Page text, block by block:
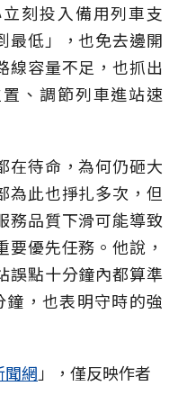
刻投入備用列車支
最低」，也免去邊開
線容量不足，也抓出
、調節列車進站速
在待命，為何仍砸大
為此也掙扎多次，但
務品質下滑可能導致
優先任務。他說，
誤點十分鐘內都算準
，也表明守時的強
聞網 」，僅反映作者